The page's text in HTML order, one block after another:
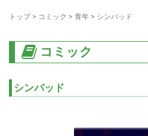
トップ> コミック > 青年 > シンバッド
コミック
シンバッド